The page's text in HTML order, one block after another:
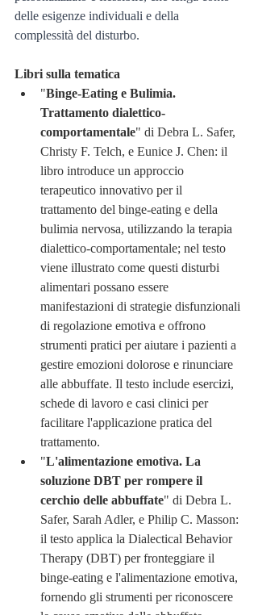
delle esigenze individuali e della
complessità del disturbo.
Libri sulla tematica
"Binge-Eating e Bulimia.
Trattamento dialettico-
comportamentale" di Debra L. Safer,
Christy F. Telch, e Eunice J. Chen: il
libro introduce un approccio
terapeutico innovativo per il
trattamento del binge-eating e della
bulimia nervosa, utilizzando la terapia
dialettico-comportamentale; nel testo
viene illustrato come questi disturbi
alimentari possano essere
manifestazioni di strategie disfunzionali
di regolazione emotiva e offrono
strumenti pratici per aiutare i pazienti a
gestire emozioni dolorose e rinunciare
alle abbuffate. Il testo include esercizi,
schede di lavoro e casi clinici per
facilitare l'applicazione pratica del
trattamento.
"L'alimentazione emotiva. La
soluzione DBT per rompere il
cerchio delle abbuffate" di Debra L.
Safer, Sarah Adler, e Philip C. Masson:
il testo applica la Dialectical Behavior
Therapy (DBT) per fronteggiare il
binge-eating e l'alimentazione emotiva,
fornendo gli strumenti per riconoscere